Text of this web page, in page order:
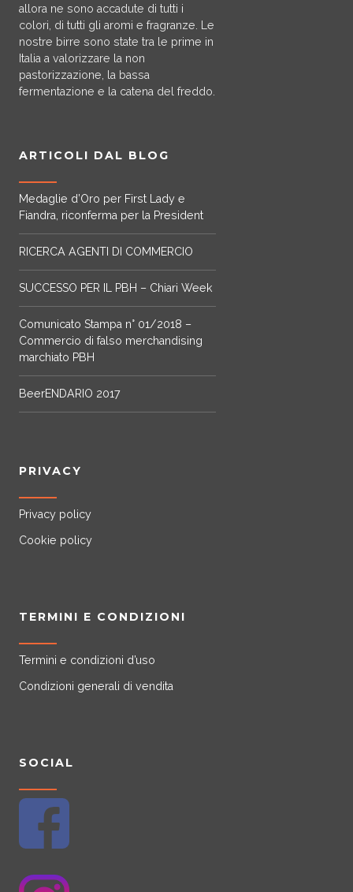
allora ne sono accadute di tutti i
colori, di tutti gli aromi e fragranze. Le
nostre birre sono state tra le prime in
Italia a valorizzare la non
pastorizzazione, la bassa
fermentazione e la catena del freddo.
ARTICOLI DAL BLOG
Medaglie d’Oro per First Lady e
Fiandra, riconferma per la President
RICERCA AGENTI DI COMMERCIO
SUCCESSO PER IL PBH – Chiari Week
Comunicato Stampa n° 01/2018 –
Commercio di falso merchandising
marchiato PBH
BeerENDARIO 2017
PRIVACY
Privacy policy
Cookie policy
TERMINI E CONDIZIONI
Termini e condizioni d’uso
Condizioni generali di vendita
SOCIAL